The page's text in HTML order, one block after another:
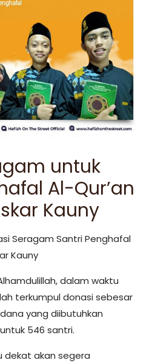
untuk
Al-Qur’an
Kauny
Seragam Santri Penghafal
Kauny
dalam waktu
terkumpul donasi sebesar
yang diibutuhkan
546 santri.
dekat akan segera